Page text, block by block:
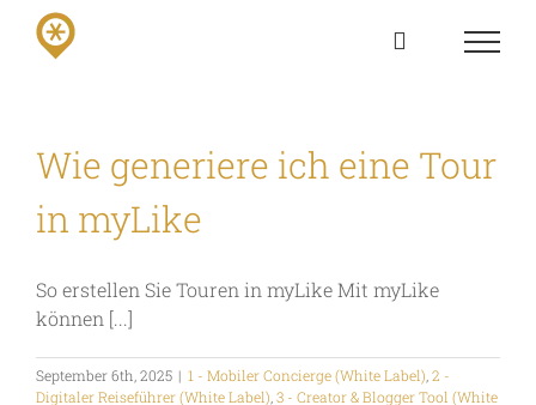
Wie generiere ich eine Tour
in myLike
So erstellen Sie Touren in myLike Mit myLike
können [...]
September 6th, 2025 | 1 - Mobiler Concierge (White Label) 2 -
Digitaler Reiseführer (White Label) 3 - Creator & Blogger Tool (White